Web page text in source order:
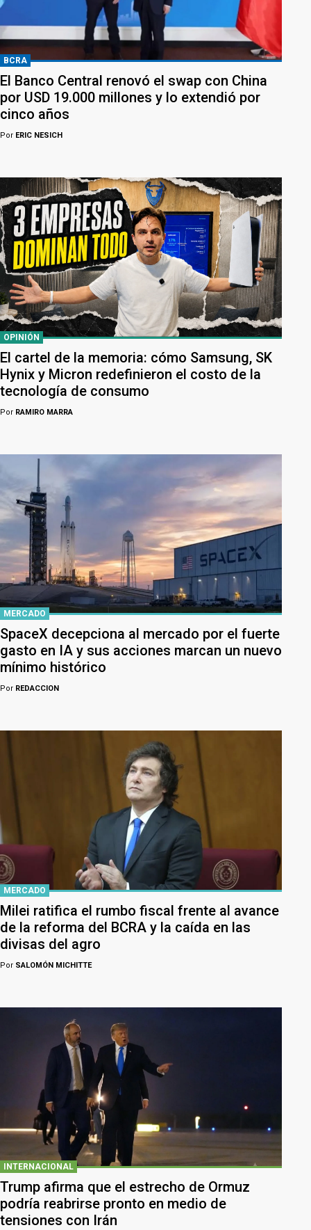
BCRA
El Banco Central renovó el swap con China
por USD 19.000 millones y lo extendió por
cinco años
Por ERIC NESICH
OPINIÓN
El cartel de la memoria: cómo Samsung, SK
Hynix y Micron redefinieron el costo de la
tecnología de consumo
Por RAMIRO MARRA
MERCADO
SpaceX decepciona al mercado por el fuerte
gasto en IA y sus acciones marcan un nuevo
mínimo histórico
Por REDACCION
MERCADO
Milei ratifica el rumbo fiscal frente al avance
de la reforma del BCRA y la caída en las
divisas del agro
Por SALOMÓN MICHITTE
INTERNACIONAL
Trump afirma que el estrecho de Ormuz
podría reabrirse pronto en medio de
tensiones con Irán